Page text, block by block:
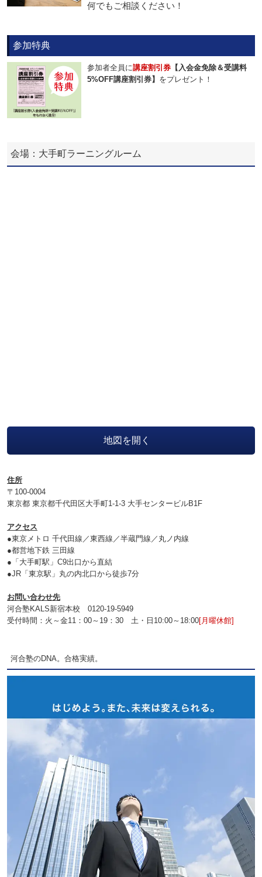
何でもご相談ください！
参加特典
参加者全員に講座割引券 【入会金免除＆受講料
5%OFF講座割引券】 をプレゼント！
会場：大手町ラーニングルーム
地図を開く
住所
〒100-0004
東京都 東京都千代田区大手町1-1-3 大手センタービルB1F
アクセス
●東京メトロ 千代田線／東西線／半蔵門線／丸ノ内線
●都営地下鉄 三田線
●「大手町駅」C9出口から直結
●JR「東京駅」丸の内北口から徒歩7分
お問い合わせ先
河合塾KALS新宿本校 0120‐19‐5949
受付時間：火～金11：00～19：30 土・日10:00～18:00[月曜休館]
河合塾のDNA。合格実績。